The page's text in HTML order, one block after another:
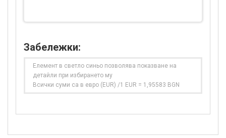
Забележки:
Елемент в светло синьо позволява показване на
детайли при избирането му
Всички суми са в евро (EUR) /1 EUR = 1,95583 BGN